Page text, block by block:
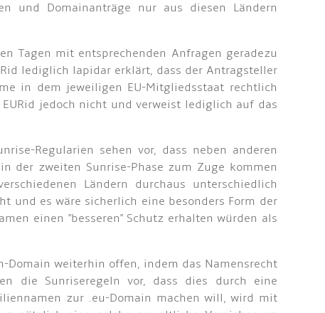
und Domainanträge nur aus diesen Ländern
Tagen mit entsprechenden Anfragen geradezu
lediglich lapidar erklärt, dass der Antragsteller
in dem jeweiligen EU-Mitgliedsstaat rechtlich
jedoch nicht und verweist lediglich auf das
Regularien sehen vor, dass neben anderen
der zweiten Sunrise-Phase zum Zuge kommen
Ländern durchaus unterschiedlich
und es wäre sicherlich eine besonders Form der
einen "besseren" Schutz erhalten würden als
weiterhin offen, indem das Namensrecht
die Sunriseregeln vor, dass dies durch eine
zur .eu-Domain machen will, wird mit